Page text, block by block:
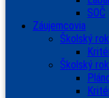
SOČ
Záujemcovia
Školský
Školský